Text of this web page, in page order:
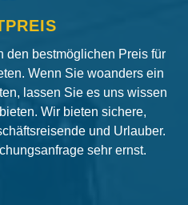
den bestmöglichen Preis für
Wenn Sie woanders ein
lassen Sie es uns wissen
Wir bieten sichere,
und Urlauber.
sehr ernst.